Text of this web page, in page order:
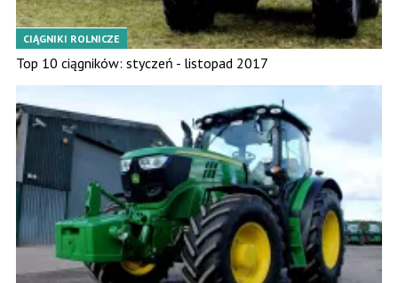
CIĄGNIKI ROLNICZE
Top 10 ciągników: styczeń - listopad 2017